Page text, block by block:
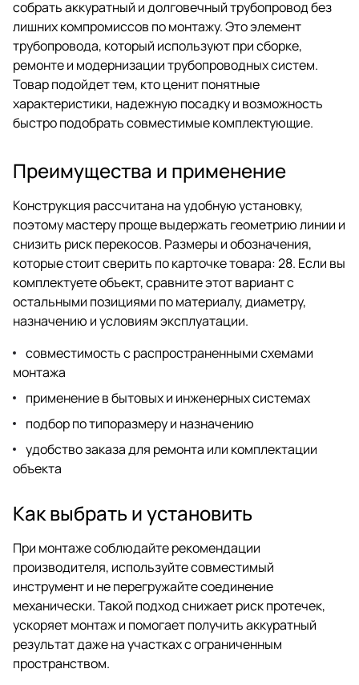
собрать аккуратный и долговечный трубопровод без
лишних компромиссов по монтажу. Это элемент
трубопровода, который используют при сборке,
ремонте и модернизации трубопроводных систем.
Товар подойдет тем, кто ценит понятные
характеристики, надежную посадку и возможность
быстро подобрать совместимые комплектующие.
Преимущества и применение
Конструкция рассчитана на удобную установку,
поэтому мастеру проще выдержать геометрию линии и
снизить риск перекосов. Размеры и обозначения,
которые стоит сверить по карточке товара: 28. Если вы
комплектуете объект, сравните этот вариант с
остальными позициями по материалу, диаметру,
назначению и условиям эксплуатации.
совместимость с распространенными схемами
монтажа
применение в бытовых и инженерных системах
подбор по типоразмеру и назначению
удобство заказа для ремонта или комплектации
объекта
Как выбрать и установить
При монтаже соблюдайте рекомендации
производителя, используйте совместимый
инструмент и не перегружайте соединение
механически. Такой подход снижает риск протечек,
ускоряет монтаж и помогает получить аккуратный
результат даже на участках с ограниченным
пространством.